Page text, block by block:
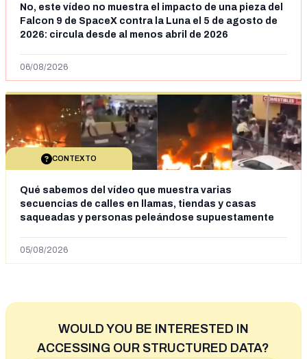
No, este vídeo no muestra el impacto de una pieza del
Falcon 9 de SpaceX contra la Luna el 5 de agosto de
2026: circula desde al menos abril de 2026
06/08/2026
CONTEXTO
Qué sabemos del vídeo que muestra varias
secuencias de calles en llamas, tiendas y casas
saqueadas y personas peleándose supuestamente
situación irregular a Ceuta
05/08/2026
WOULD YOU BE INTERESTED IN
ACCESSING OUR STRUCTURED DATA?